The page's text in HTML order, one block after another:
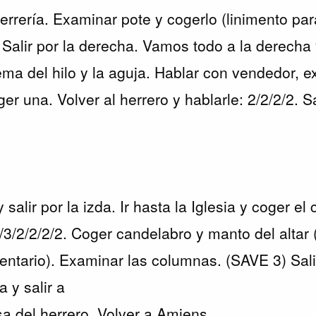
Examinar pote y cogerlo (linimento
por la derecha. Vamos todo a la
del hilo y la aguja. Hablar con vendedor,
una. Volver al herrero y hablarle: 2/2/2/2.
salir por la izda. Ir hasta la Iglesia y coger el
2/2/2/2. Coger candelabro y manto del altar
Examinar las columnas. (SAVE 3)
y salir a